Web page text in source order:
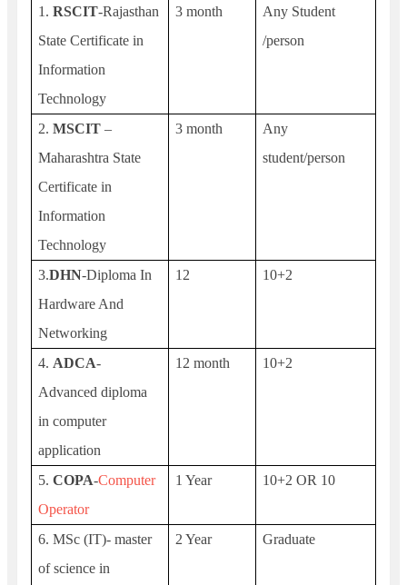
1.RSCIT-Rajasthan
State Certificate in
Information
Technology
3 month
Any Student
/person
2.MSCIT –
Maharashtra State
Certificate in
Information
Technology
3 month
Any
student/person
3.DHN-Diploma In
Hardware And
Networking
12 10+2
4. ADCA-
Advanced diploma
in computer
application
12 month 10+2
5.COPA-Computer
Operator
1 Year 10+2 OR 10
6. MSc (IT)- master
of science in
2 Year Graduate